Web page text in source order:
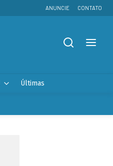
ANUNCIE CONTATO
Últimas